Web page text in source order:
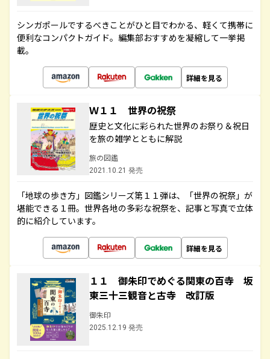
シンガポールでするべきことがひと目でわかる、軽くて携帯に
便利なコンパクトガイド。編集部おすすめを凝縮して一挙掲
載。
詳細を見る
Ｗ１１ 世界の祝祭
歴史と文化に彩られた世界のお祭り＆祝日
を旅の雑学とともに解説
旅の図鑑
2021.10.21 発売
「地球の歩き方」図鑑シリーズ第１１弾は、「世界の祝祭」が
堪能できる１冊。世界各地の多彩な祝祭を、記事と写真で立体
的に紹介しています。
詳細を見る
１１ 御朱印でめぐる関東の百寺 坂
東三十三観音と古寺 改訂版
御朱印
2025.12.19 発売